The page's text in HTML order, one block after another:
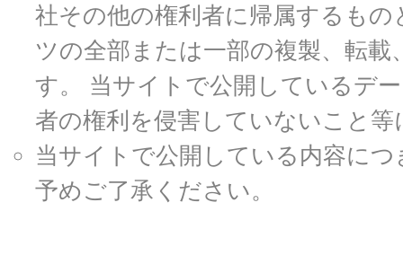
社その他の権利者に帰属するも
ツの全部または一部の複製、転
す。 当サイトで公開しているデ
者の権利を侵害していないこと
当サイトで公開している内容に
予めご了承ください。